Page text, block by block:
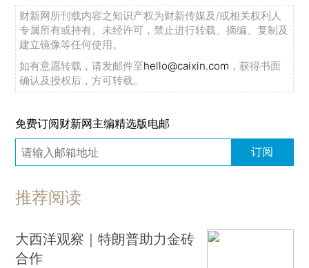
财新网所刊载内容之知识产权为财新传媒及/或相关权利人
专属所有或持有。未经许可，禁止进行转载、摘编、复制及
建立镜像等任何使用。
如有意愿转载，请发邮件至hello@caixin.com ，获得书面
确认及授权后，方可转载。
免费订阅财新网主编精选版电邮
订阅
推荐阅读
大西洋观察｜特朗普助力金砖
合作